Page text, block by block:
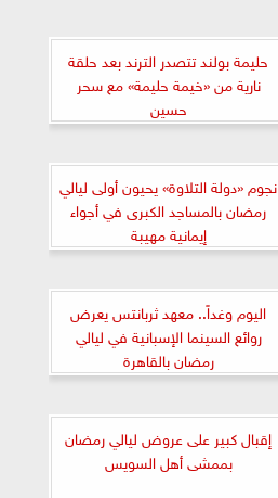
حليمة بولند تتصدر الترند بعد حلقة
نارية من «خيمة حليمة» مع سحر
حسين
نجوم «دولة التلاوة» يحيون أولى ليالي
رمضان بالمساجد الكبرى في أجواء
إيمانية مهيبة
اليوم وغداً.. معهد ثربانتس يعرض
روائع السينما الإسبانية في ليالي
رمضان بالقاهرة
إقبال كبير على عروض ليالي رمضان
بممشى أهل السويس